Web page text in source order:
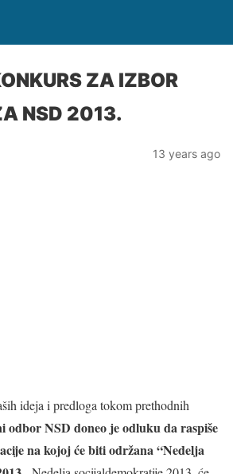
ZA IZBOR
NSD 2013.
13 years ago
ideja i predloga tokom prethodnih
odbor NSD doneo je odluku da raspiše
na kojoj će biti održana “Nedelja